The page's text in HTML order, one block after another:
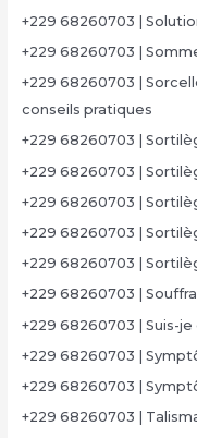
+229 68260703 |
+229 68260703 |
+229 68260703 |
conseils pratiques
+229 68260703 |
+229 68260703 |
+229 68260703 |
+229 68260703 |
+229 68260703 |
+229 68260703 |
+229 68260703 | Suis-
+229 68260703 |
+229 68260703 |
+229 68260703 |